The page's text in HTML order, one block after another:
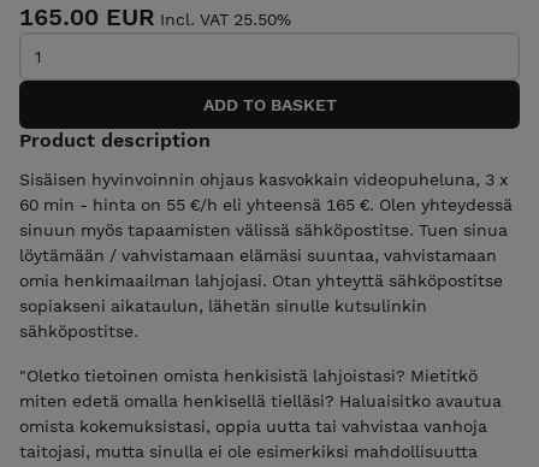
165.00 EUR Incl. VAT 25.50%
Product description
Sisäisen hyvinvoinnin ohjaus kasvokkain videopuheluna, 3 x
60 min - hinta on 55 €/h eli yhteensä 165 €. Olen yhteydessä
sinuun myös tapaamisten välissä sähköpostitse. Tuen sinua
löytämään / vahvistamaan elämäsi suuntaa, vahvistamaan
omia henkimaailman lahjojasi. Otan yhteyttä sähköpostitse
sopiakseni aikataulun, lähetän sinulle kutsulinkin
sähköpostitse.
"Oletko tietoinen omista henkisistä lahjoistasi? Mietitkö
miten edetä omalla henkisellä tielläsi? Haluaisitko avautua
omista kokemuksistasi, oppia uutta tai vahvistaa vanhoja
taitojasi, mutta sinulla ei ole esimerkiksi mahdollisuutta